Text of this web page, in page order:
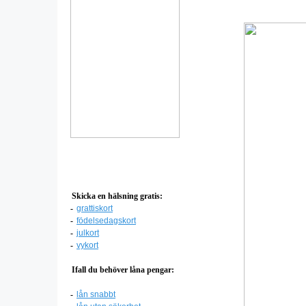
Skicka en hälsning gratis:
- grattiskort
- födelsedagskort
- julkort
- vykort
Ifall du behöver låna pengar:
- lån snabbt